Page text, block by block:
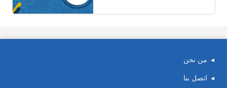
من نحن
اتصل بنا